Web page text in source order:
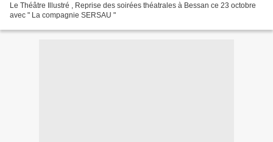
Le Théâtre Illustré , Reprise des soirées théatrales à Bessan ce 23 octobre
avec " La compagnie SERSAU "